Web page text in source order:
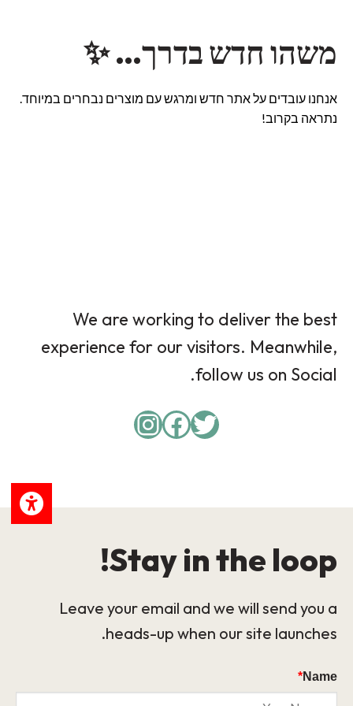
משהו חדש בדרך… ✨
אנחנו עובדים על אתר חדש ומרגש עם מוצרים נבחרים במיוחד.
נתראה בקרוב!
We are working to deliver the best
experience for our visitors. Meanwhile,
follow us on Social.
Twitter
Facebook
Instagram
Stay in the loop!
Leave your email and we will send you a
heads-up when our site launches.
Name
*